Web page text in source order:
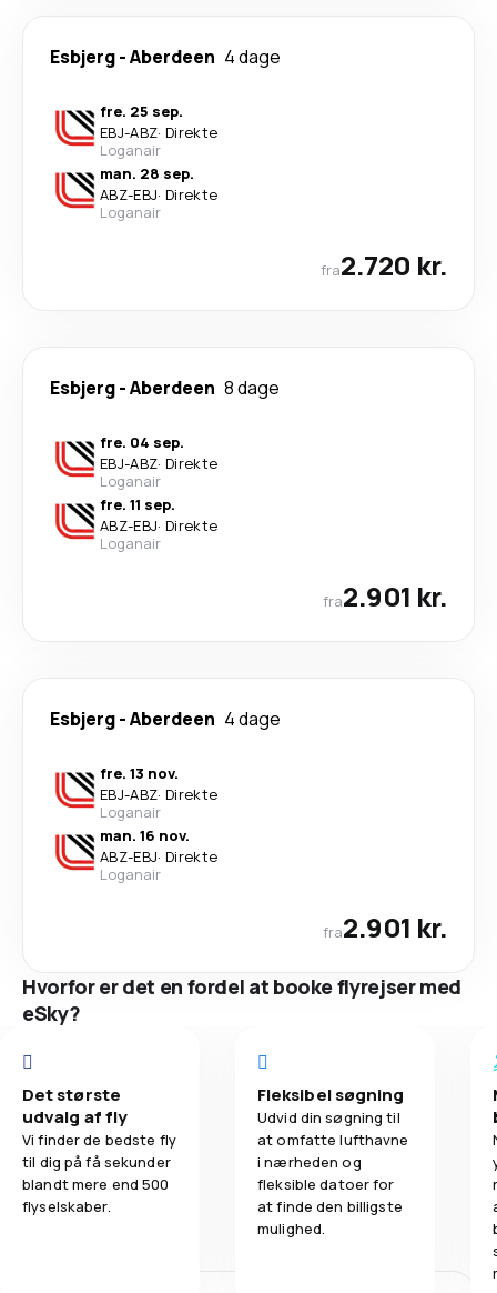
Esbjerg-Aberdeen 4 dage
fre. 25 sep.
EBJ-ABZ· Direkte
Loganair
man. 28 sep.
ABZ-EBJ· Direkte
Loganair
fra2.720 kr.
Esbjerg-Aberdeen 8 dage
fre. 04 sep.
EBJ-ABZ· Direkte
Loganair
fre. 11 sep.
ABZ-EBJ· Direkte
Loganair
fra2.901 kr.
Esbjerg-Aberdeen 4 dage
fre. 13 nov.
EBJ-ABZ· Direkte
Loganair
man. 16 nov.
ABZ-EBJ· Direkte
Loganair
fra2.901 kr.
Hvorfor er det en fordel at booke flyrejser med
eSky?
Det største
udvalg af fly
Vi finder de bedste fly
til dig på få sekunder
blandt mere end 500
flyselskaber.
Fleksibel søgning
Udvid din søgning til
at omfatte lufthavne
i nærheden og
fleksible datoer for
at finde den billigste
mulighed.